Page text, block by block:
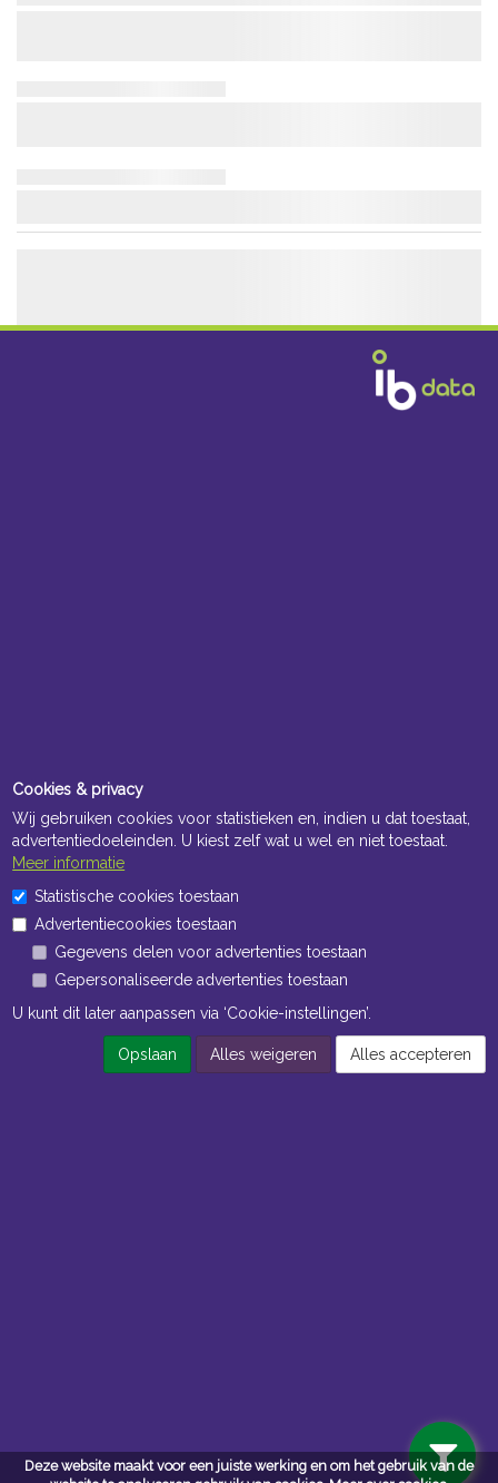
Deze website maakt voor een juiste werking en om het gebruik van de
Privacy
Cookies & privacy
Wij gebruiken cookies voor statistieken en, indien u dat toestaat,
advertentiedoeleinden. U kiest zelf wat u wel en niet toestaat.
Meer informatie
Statistische cookies toestaan
Advertentiecookies toestaan
Gegevens delen voor advertenties toestaan
Gepersonaliseerde advertenties toestaan
U kunt dit later aanpassen via ‘Cookie-instellingen’.
Opslaan Alles weigeren Alles accepteren